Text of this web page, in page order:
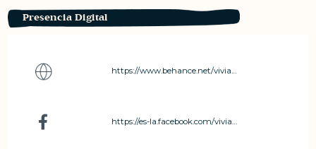
Presencia Digital
https://www.behance.net/vivianaCR
https://es-la.facebook.com/vivianadisena/